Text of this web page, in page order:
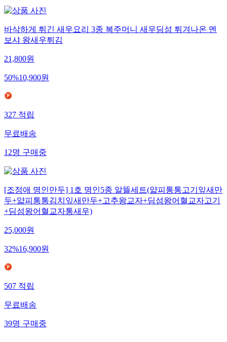
바삭하게 튀긴 새우요리 3종 복주머니 새우딤섬 튀겨나온 멘
보샤 왕새우튀김
21,800원
50%10,900원
327 적립
무료배송
12명 구매중
[조정애 명인만두] 1호 명인5종 알뜰세트(얇피통통고기잎새만
두+얇피통통김치잎새만두+고추왕교자+딤섬왕어혈교자고기
+딤섬왕어혈교자통새우)
25,000원
32%16,900원
507 적립
무료배송
39명 구매중